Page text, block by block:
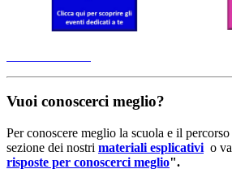
Vuoi conoscerci meglio?
Per conoscere meglio la scuola e il
sezione dei nostri materiali esplicativi o
risposte per conoscerci meglio".